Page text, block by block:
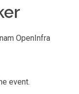
OpenInfra
event.